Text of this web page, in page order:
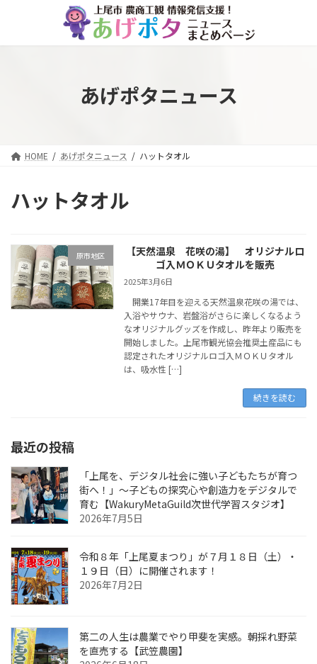
ン
ー
あげポタニュース
HOME あげポタニュース ハットタオル
ハットタオル
原市地区
【天然温泉 花咲の湯】 オリジナルロ
ゴ入ＭＯＫＵタオルを販売
2025年3月6日
開業17年目を迎える天然温泉花咲の湯では、
入浴やサウナ、岩盤浴がさらに楽しくなるよう
なオリジナルグッズを作成し、昨年より販売を
開始しました。上尾市観光協会推奨土産品にも
認定されたオリジナルロゴ入ＭＯＫＵタオル
は、吸水性 […]
続きを読む
最近の投稿
「上尾を、デジタル社会に強い子どもたちが育つ
街へ！」〜子どもの探究心や創造力をデジタルで
育む【WakuryMetaGuild次世代学習スタジオ】
2026年7月5日
令和８年「上尾夏まつり」が７月１８日（土）・
１９日（日）に開催されます！
2026年7月2日
第二の人生は農業でやり甲斐を実感。朝採れ野菜
を直売する【武笠農園】